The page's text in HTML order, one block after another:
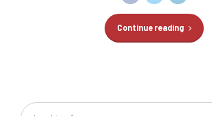
Continue reading